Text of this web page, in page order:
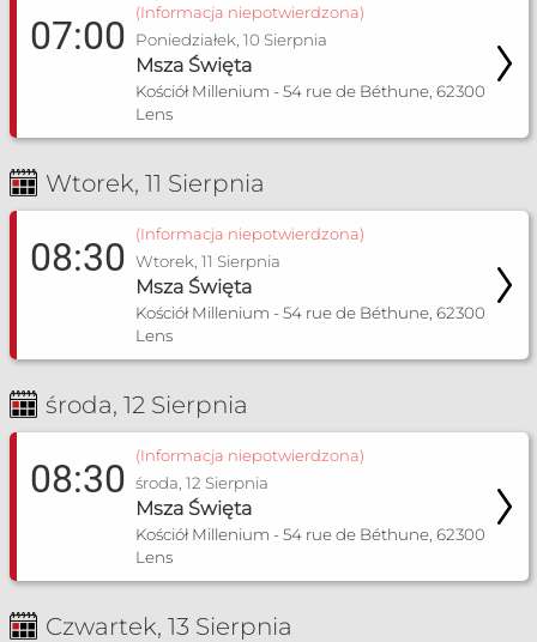
07:00
(Informacja niepotwierdzona)
Poniedziałek, 10 Sierpnia
Msza Święta
Kościół Millenium - 54 rue de Béthune, 62300
Lens
Wtorek, 11 Sierpnia
08:30
(Informacja niepotwierdzona)
Wtorek, 11 Sierpnia
Msza Święta
Kościół Millenium - 54 rue de Béthune, 62300
Lens
środa, 12 Sierpnia
08:30
(Informacja niepotwierdzona)
środa, 12 Sierpnia
Msza Święta
Kościół Millenium - 54 rue de Béthune, 62300
Lens
Czwartek, 13 Sierpnia